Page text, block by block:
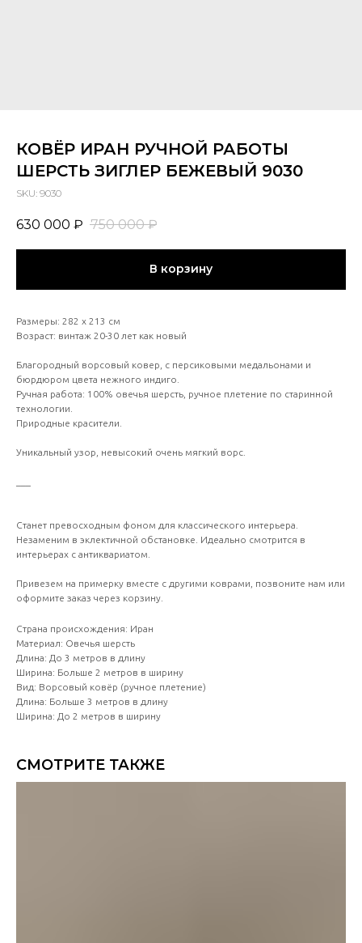
КОВЁР ИРАН РУЧНОЙ РАБОТЫ
ШЕРСТЬ ЗИГЛЕР БЕЖЕВЫЙ 9030
SKU: 9030
630 000 ₽ 750 000 ₽
В корзину
Размеры: 282 х 213 см
Возраст: винтаж 20-30 лет как новый
Благородный ворсовый ковер, с персиковыми медальонами и
бюрдюром цвета нежного индиго.
Ручная работа: 100% овечья шерсть, ручное плетение по старинной
технологии.
Природные красители.
Уникальный узор, невысокий очень мягкий ворс.
Станет превосходным фоном для классического интерьера.
Незаменим в эклектичной обстановке. Идеально смотрится в
интерьерах с антиквариатом.
Привезем на примерку вместе с другими коврами, позвоните нам или
оформите заказ через корзину.
Страна происхождения: Иран
Материал: Овечья шерсть
Длина: До 3 метров в длину
Ширина: Больше 2 метров в ширину
Вид: Ворсовый ковёр (ручное плетение)
Длина: Больше 3 метров в длину
Ширина: До 2 метров в ширину
СМОТРИТЕ ТАКЖЕ